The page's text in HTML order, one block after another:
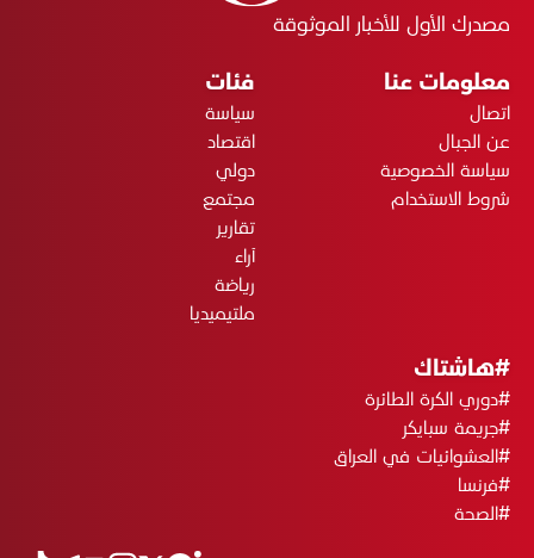
مصدرك الأول للأخبار الموثوقة
معلومات عنا
اتصال
عن الجبال
سياسة الخصوصية
شروط الاستخدام
فئات
سياسة
اقتصاد
دولي
مجتمع
تقارير
آراء
رياضة
ملتيميديا
#هاشتاك
#دوري الكرة الطائرة
#جريمة سبايكر
#العشوائيات في العراق
#فرنسا
#الصحة